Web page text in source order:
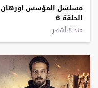
مسلسل المؤسس اورهان
الحلقة 6
منذ 8 أشهر